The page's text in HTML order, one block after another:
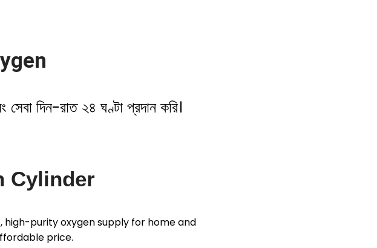
সেবা দিন-রাত ২৪ ঘণ্টা প্রদান করি।
Cylinder
high-purity oxygen supply for home and
price.